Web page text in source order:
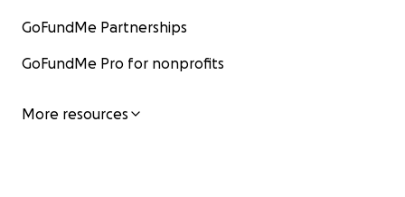
GoFundMe Partnerships
GoFundMe Pro for nonprofits
More resources